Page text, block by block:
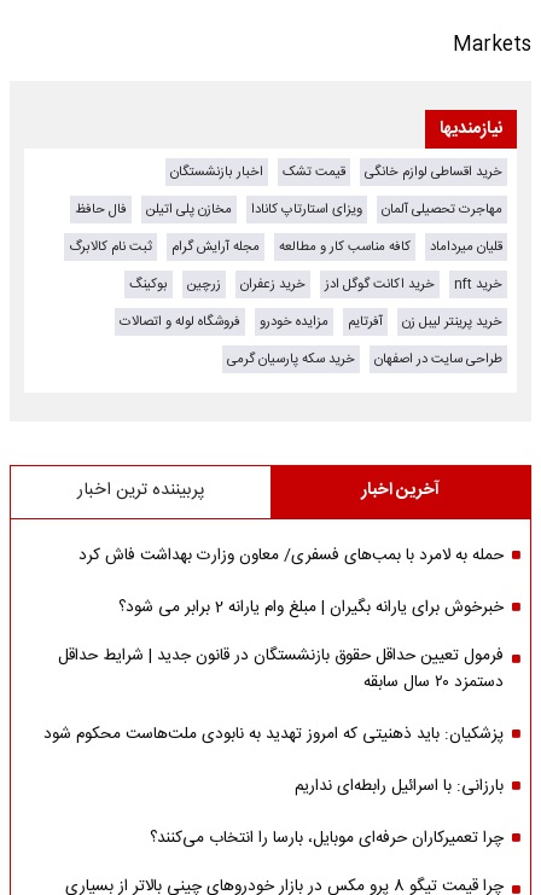
Markets
نیازمندیها
خرید اقساطی لوازم خانگی قیمت تشک
اخبار بازنشستگان
مهاجرت تحصیلی آلمان
ویزای استارتاپ کانادا مخازن پلی اتیلن
فال حافظ
قلیان میرداماد
کافه مناسب کار و مطالعه مجله آرایش گرام
ثبت نام کالابرگ
خرید nft
خرید اکانت گوگل ادز خرید زعفران زرچین
بوکینگ
خرید پرینتر لیبل زن
آفرتایم مزایده خودرو
فروشگاه لوله و اتصالات
طراحی سایت در اصفهان
خرید سکه پارسیان گرمی
آخرین اخبار پربیننده ترین اخبار
حمله به لامرد با بمب‌های فسفری/ معاون وزارت بهداشت فاش کرد
خبرخوش برای یارانه بگیران | مبلغ وام یارانه 2 برابر می شود؟
فرمول تعیین حداقل حقوق بازنشستگان در قانون جدید | شرایط حداقل
دستمزد ۲۰ سال سابقه
پزشکیان: باید ذهنیتی که امروز تهدید به نابودی ملت‌هاست محکوم شود
بارزانی: با اسرائیل رابطه‌ای نداریم
چرا تعمیرکاران حرفه‌ای موبایل، بارسا را انتخاب می‌کنند؟
چرا قیمت تیگو 8 پرو مکس در بازار خودروهای چینی بالاتر از بسیاری